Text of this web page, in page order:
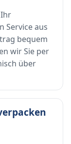
Service aus
bequem
wir Sie per
über